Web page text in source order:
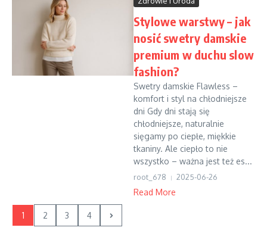
Stylowe warstwy – jak
nosić swetry damskie
premium w duchu slow
fashion?
Swetry damskie Flawless –
komfort i styl na chłodniejsze
dni Gdy dni stają się
chłodniejsze, naturalnie
sięgamy po ciepłe, miękkie
tkaniny. Ale ciepło to nie
wszystko – ważna jest też es...
root_678 2025-06-26
Read More
1 2 3 4